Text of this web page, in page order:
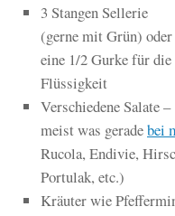
3 Stangen Sellerie
(gerne mit Grün) oder
eine 1/2 Gurke für die
Flüssigkeit
Verschiedene Salate –
meist was geradebei
Rucola, Endivie,
Portulak, etc.)
Kräuter wie